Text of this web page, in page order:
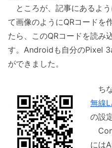
ところが、記事にあるよう
て画像のようにQRコードを
たら、このQRコードを読み
す。Androidも自分のPixel
ができました。
ち
無線
の設
には